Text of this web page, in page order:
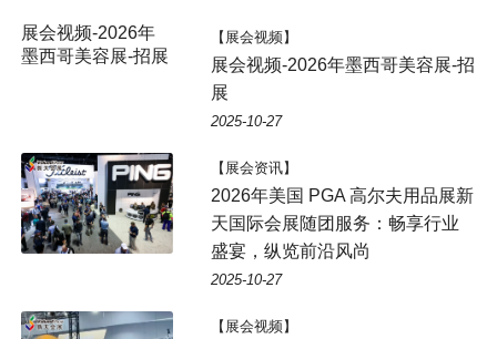
【展会视频】
展会视频-2026年墨西哥美容展-招
展
2025-10-27
【展会资讯】
2026年美国 PGA 高尔夫用品展新
天国际会展随团服务：畅享行业
盛宴，纵览前沿风尚
2025-10-27
【展会视频】